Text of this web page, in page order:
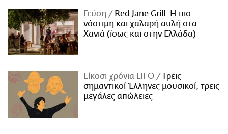
Γεύση
Red Jane Grill: Η πιο
νόστιμη και χαλαρή αυλή στα
Χανιά (ίσως και στην Ελλάδα)
Είκοσι χρόνια LIFO
Tρεις
σημαντικοί Έλληνες μουσικοί, τρεις
μεγάλες απώλειες